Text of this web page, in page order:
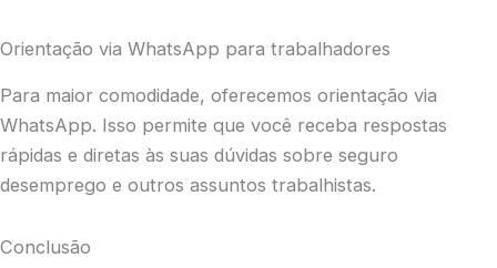
Orientação via WhatsApp para trabalhadores
Para maior comodidade, oferecemos orientação via
WhatsApp. Isso permite que você receba respostas
rápidas e diretas às suas dúvidas sobre seguro
desemprego e outros assuntos trabalhistas.
Conclusão